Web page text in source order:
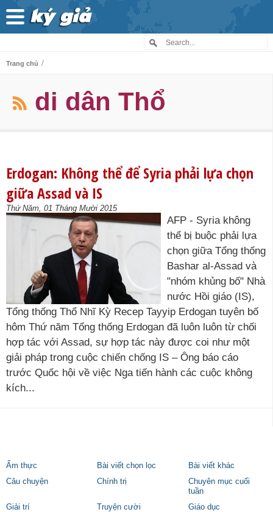
Trang chủ /
di dân Thổ
Erdogan: Không thể để Syria phải lựa chọn
giữa Assad và IS
Thứ Năm, 01 Tháng Mười 2015
AFP - Syria không
thể bị buộc phải lựa
chọn giữa Tổng thống
Bashar al-Assad và
"nhóm khủng bố" Nhà
nước Hồi giáo (IS),
Tổng thống Thổ Nhĩ Kỳ Recep Tayyip Erdogan tuyên bố
hôm Thứ năm Tổng thống Erdogan đã luôn luôn từ chối
hợp tác với Assad, sự hợp tác này được coi như một
giải pháp trong cuộc chiến chống IS – Ông báo cáo
trước Quốc hội về việc Nga tiến hành các cuộc không
kích...
Ẩm thực Bài viết chọn lọc
Bài viết khác
Câu chuyện
Chính trị
Chuyên mục cuối
tuần
Giải trí
Truyện cười
Giáo dục